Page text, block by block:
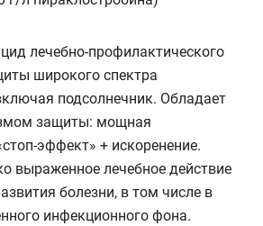
лечебно-профилактического
широкого спектра
подсолнечник. Обладает
защиты: мощная
эффект» + искоренение.
выраженное лечебное действие
болезни, в том числе в
инфекционного фона.